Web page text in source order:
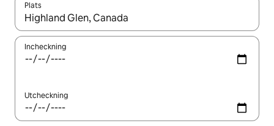
Plats
När resultaten är tillgängliga kan du navigera med upp- och
Incheckning
Utcheckning